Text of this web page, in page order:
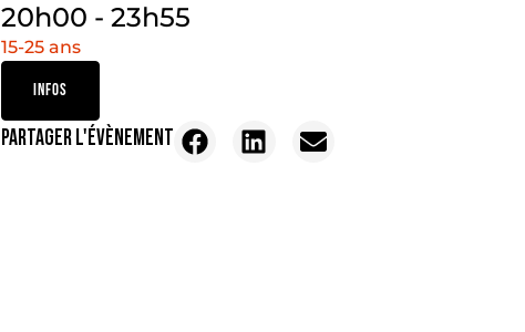
20h00 - 23h55
15-25 ans
INFOS
PARTAGER L'ÉVÈNEMENT